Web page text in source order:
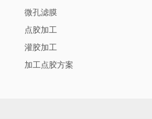
微孔滤膜
点胶加工
灌胶加工
加工点胶方案